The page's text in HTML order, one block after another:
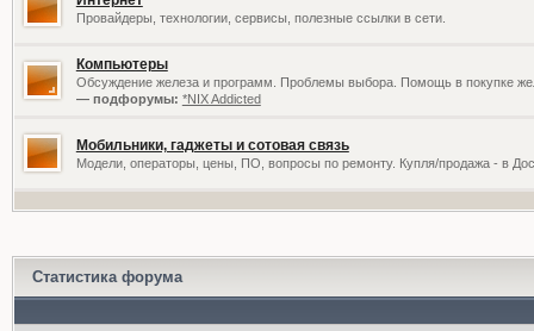
Провайдеры, технологии, сервисы, полезные ссылки в сети.
Компьютеры
Обсуждение железа и программ. Проблемы выбора. Помощь в покупке
— подфорумы: *NIX Addicted
Мобильники, гаджеты и сотовая связь
Модели, операторы, цены, ПО, вопросы по ремонту. Купля/продажа - в
Статистика форума